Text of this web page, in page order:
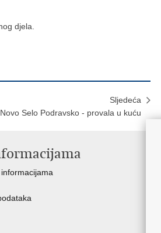
djela.
Sljedeća
Novo Selo Podravsko - provala u kuću